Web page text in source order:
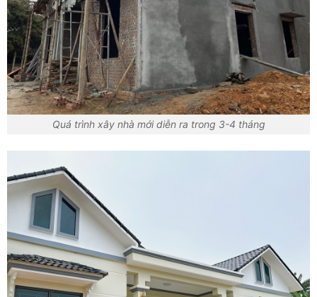
Quá trình xây nhà mới diễn ra trong 3-4 tháng